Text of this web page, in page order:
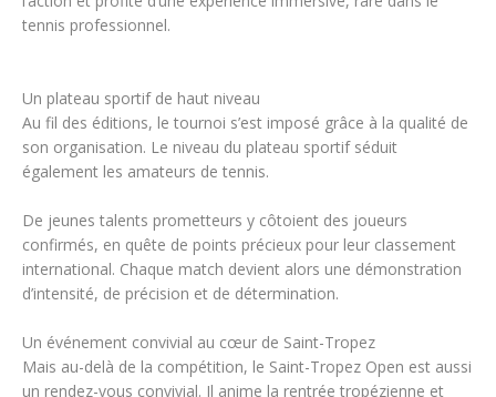
tennis professionnel.
Un plateau sportif de haut niveau
Au fil des éditions, le tournoi s’est imposé grâce à la qualité de
son organisation. Le niveau du plateau sportif séduit
également les amateurs de tennis.
De jeunes talents prometteurs y côtoient des joueurs
confirmés, en quête de points précieux pour leur classement
international. Chaque match devient alors une démonstration
d’intensité, de précision et de détermination.
Un événement convivial au cœur de Saint-Tropez
Mais au-delà de la compétition, le Saint-Tropez Open est aussi
un rendez-vous convivial. Il anime la rentrée tropézienne et